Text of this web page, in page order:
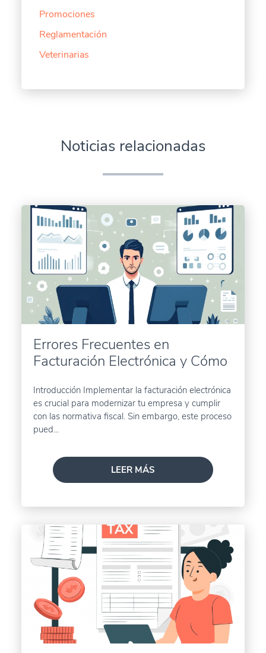
Promociones
Reglamentación
Veterinarias
Noticias relacionadas
Errores Frecuentes en
Facturación Electrónica y Cómo
Introducción Implementar la facturación electrónica
es crucial para modernizar tu empresa y cumplir
con las normativa fiscal. Sin embargo, este proceso
pued...
LEER MÁS